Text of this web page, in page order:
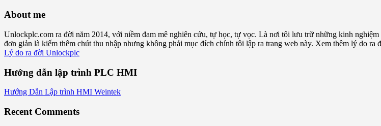
About me
Unlockplc.com ra đời năm 2014, với niềm đam mê nghiên cứu, tự học, tự vọc. Là nơi tôi lưu trữ những kinh
đơn giản là kiếm thêm chút thu nhập nhưng không phải mục đích chính tôi lập ra trang web này. Xem thêm lý do ra
Lý do ra đời Unlockplc
Hướng dẫn lập trình PLC HMI
Hướng Dẫn Lập trình HMI Weintek
Recent Comments